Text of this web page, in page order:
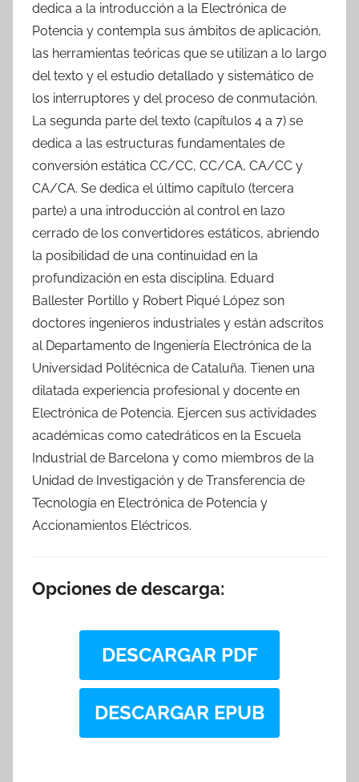
dedica a la introducción a la Electrónica de
Potencia y contempla sus ámbitos de aplicación,
las herramientas teóricas que se utilizan a lo largo
del texto y el estudio detallado y sistemático de
los interruptores y del proceso de conmutación.
La segunda parte del texto (capítulos 4 a 7) se
dedica a las estructuras fundamentales de
conversión estática CC/CC, CC/CA, CA/CC y
CA/CA. Se dedica el último capítulo (tercera
parte) a una introducción al control en lazo
cerrado de los convertidores estáticos, abriendo
la posibilidad de una continuidad en la
profundización en esta disciplina. Eduard
Ballester Portillo y Robert Piqué López son
doctores ingenieros industriales y están adscritos
al Departamento de Ingeniería Electrónica de la
Universidad Politécnica de Cataluña. Tienen una
dilatada experiencia profesional y docente en
Electrónica de Potencia. Ejercen sus actividades
académicas como catedráticos en la Escuela
Industrial de Barcelona y como miembros de la
Unidad de Investigación y de Transferencia de
Tecnología en Electrónica de Potencia y
Accionamientos Eléctricos.
Opciones de descarga:
DESCARGAR PDF
DESCARGAR EPUB